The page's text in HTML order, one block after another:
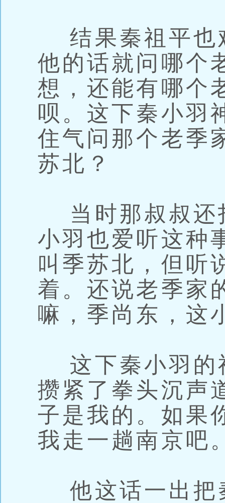
结果秦祖平也
他的话就问哪个
想，还能有哪个
呗。这下秦小羽
住气问那个老季
苏北？
当时那叔叔还
小羽也爱听这种
叫季苏北，但听
着。还说老季家
嘛，季尚东，这
这下秦小羽的
攒紧了拳头沉声
子是我的。如果
我走一趟南京吧
他这话一出把